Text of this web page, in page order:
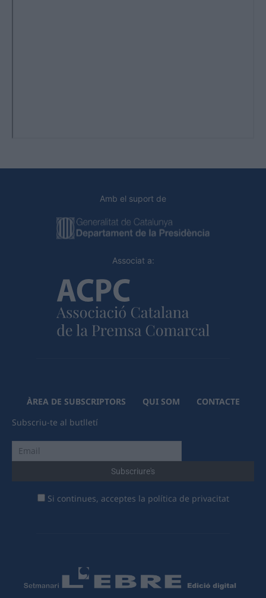
Amb el suport de
Associat a:
ÀREA DE SUBSCRIPTORS QUI SOM
CONTACTE
Subscriu-te al butlletí
Si continues, acceptes la política de privacitat